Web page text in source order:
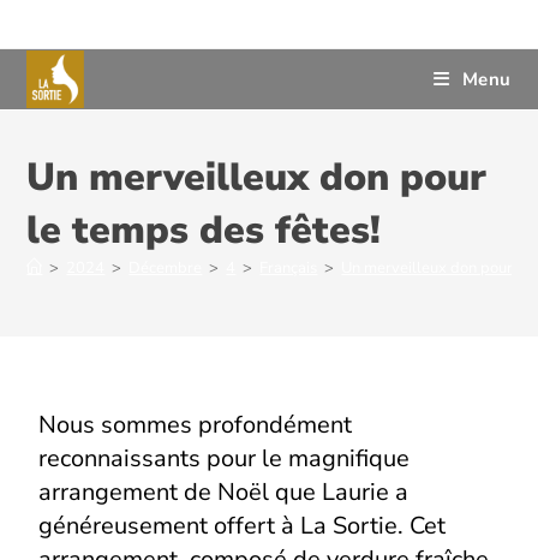
Menu
Un merveilleux don pour
le temps des fêtes!
> > > > >
Nous sommes profondément
reconnaissants pour le magnifique
arrangement de Noël que Laurie a
généreusement offert à La Sortie. Cet